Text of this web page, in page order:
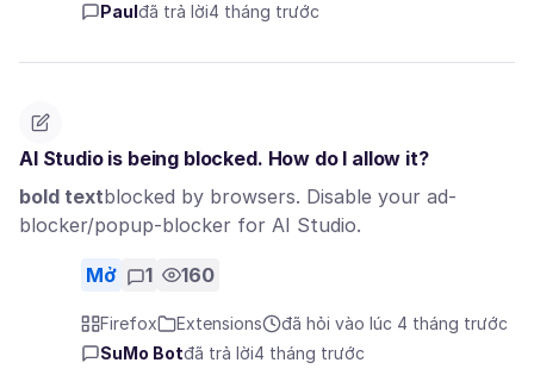
Paul đã trả lời4 tháng trước
AI Studio is being blocked. How do I allow it?
bold textblocked by browsers. Disable your ad-
blocker/popup-blocker for AI Studio.
Mở 1 160
Firefox Extensions
đã hỏi vào lúc 4 tháng trước
SuMo Botđã trả lời4 tháng trước